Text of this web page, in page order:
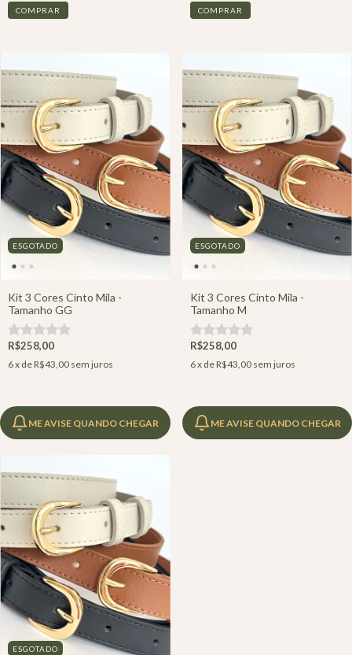
ESGOTADO
Kit 3 Cores Cinto Mila -
Tamanho GG
R$258,00
6x deR$43,00 sem juros
ME AVISE QUANDO CHEGAR
ESGOTADO
Kit 3 Cores Cinto Mila -
Tamanho M
R$258,00
6x deR$43,00 sem juros
ME AVISE QUANDO CHEGAR
ESGOTADO